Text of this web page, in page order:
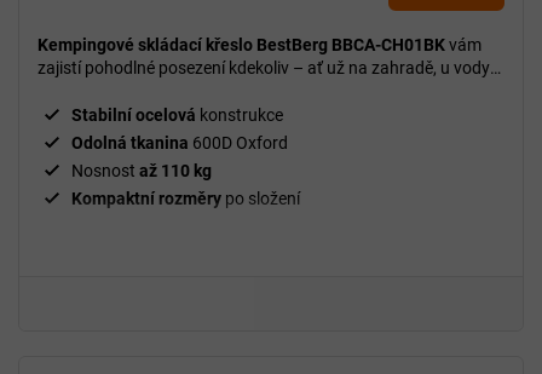
Kempingové skládací křeslo BestBerg BBCA-CH01BKvám
zajistí pohodlné posezení kdekoliv – ať už na zahradě, u vody
Stabilní ocelová konstrukce
Odolná tkanina 600D Oxford
Nosnost až 110 kg
Kompaktní rozměry po složení